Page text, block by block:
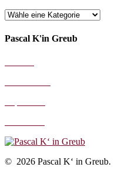
Pascal K'in Greub
© 2026 Pascal K‘ in Greub.